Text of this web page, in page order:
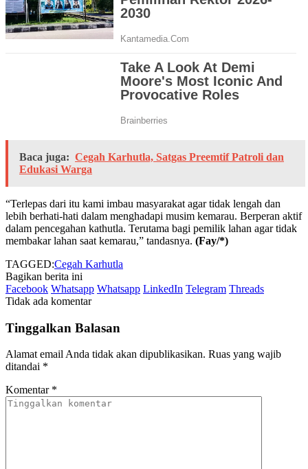
Baca juga: Cegah Karhutla, Satgas Preemtif Patroli dan
Edukasi Warga
“Terlepas dari itu kami imbau masyarakat agar tidak lengah dan
lebih berhati-hati dalam menghadapi musim kemarau. Berperan aktif
dalam pencegahan kathutla. Terutama bagi pemilik lahan agar tidak
membakar lahan saat kemarau,” tandasnya. (Fay/*)
TAGGED:Cegah Karhutla
Bagikan berita ini
Facebook Whatsapp Whatsapp LinkedIn Telegram Threads
Tidak ada komentar
Tinggalkan Balasan
Alamat email Anda tidak akan dipublikasikan. Ruas yang wajib
ditandai *
Komentar *